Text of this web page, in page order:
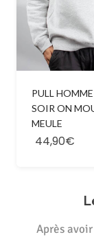
PULL HOMME
SOIR ON
MEULE
44,90€
Après